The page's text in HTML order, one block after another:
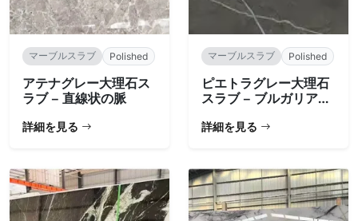
マーブルスラブ Polished
アテナグレー大理石ス
ラブ – 直線状の脈
詳細を見る
マーブルスラブ Polished
ピエトラグレー大理石
スラブ – ブルガリア産
詳細を見る